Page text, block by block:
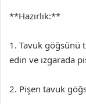
**Hazırlık:**
1. Tavuk göğsünü
edin ve ızgarada
2. Pişen tavuk